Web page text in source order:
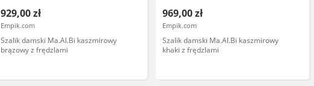
929,00 zł
Empik.com
Szalik damski Ma.Al.Bi kaszmirowy
brązowy z frędzlami
969,00 zł
Empik.com
Szalik damski Ma.Al.Bi kaszmirowy
khaki z frędzlami